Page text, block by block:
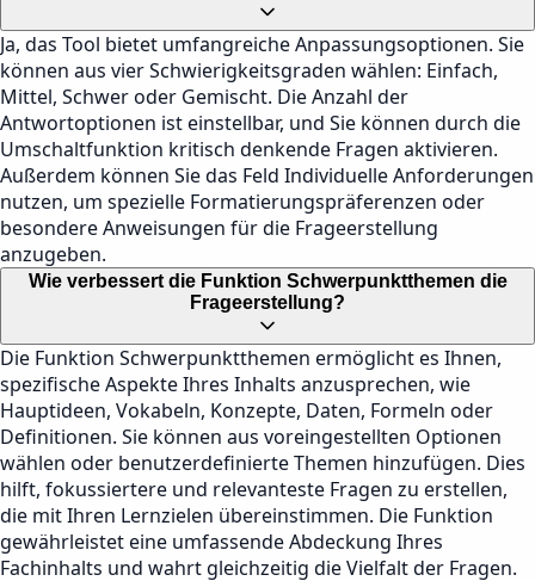
Ja, das Tool bietet umfangreiche Anpassungsoptionen. Sie
können aus vier Schwierigkeitsgraden wählen: Einfach,
Mittel, Schwer oder Gemischt. Die Anzahl der
Antwortoptionen ist einstellbar, und Sie können durch die
Umschaltfunktion kritisch denkende Fragen aktivieren.
Außerdem können Sie das Feld Individuelle Anforderungen
nutzen, um spezielle Formatierungspräferenzen oder
besondere Anweisungen für die Frageerstellung
anzugeben.
Wie verbessert die Funktion Schwerpunktthemen die
Frageerstellung?
Die Funktion Schwerpunktthemen ermöglicht es Ihnen,
spezifische Aspekte Ihres Inhalts anzusprechen, wie
Hauptideen, Vokabeln, Konzepte, Daten, Formeln oder
Definitionen. Sie können aus voreingestellten Optionen
wählen oder benutzerdefinierte Themen hinzufügen. Dies
hilft, fokussiertere und relevanteste Fragen zu erstellen,
die mit Ihren Lernzielen übereinstimmen. Die Funktion
gewährleistet eine umfassende Abdeckung Ihres
Fachinhalts und wahrt gleichzeitig die Vielfalt der Fragen.